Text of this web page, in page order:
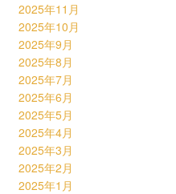
2025年11月
2025年10月
2025年9月
2025年8月
2025年7月
2025年6月
2025年5月
2025年4月
2025年3月
2025年2月
2025年1月